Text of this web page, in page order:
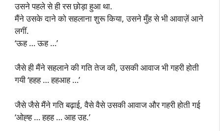
उसने पहले से ही रस छोड़ा हुआ था.
मैंने उसके दाने को सहलाना शुरू किया, उसने मुँह से भी आवाज़ें आने
लगीं.
‘ऊह … ऊह …’
जैसे ही मैंने सहलाने की गति तेज की, उसकी आवाज भी गहरी होती
गयी ‘हहह … हहआह …’
जैसे जैसे मैंने गति बढ़ाई, वैसे वैसे उसकी आवाज और गहरी होती गई
‘ओह्ह … हहह … आह उह.’